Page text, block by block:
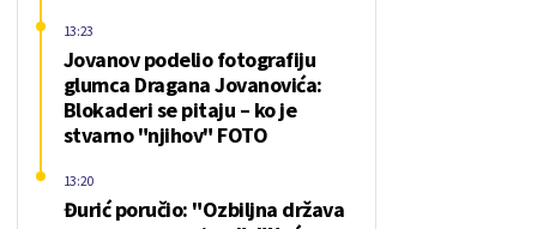
Jovanov podelio fotografiju
glumca Dragana Jovanovića:
Blokaderi se pitaju – ko je
stvarno "njihov" FOTO
13:23
Đurić poručio: "Ozbiljna država
13:20